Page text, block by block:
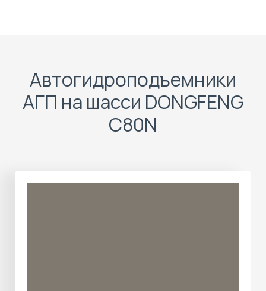
Автогидроподъемники
АГП на шасси DONGFENG
C80N